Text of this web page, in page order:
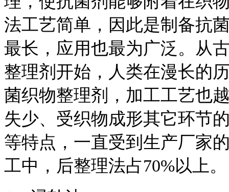
法工艺简单，因此是制备抗
最长，应用也最为广泛。从
整理剂开始，人类在漫长的
菌织物整理剂，加工工艺也
失少、受织物成形其它环节
等特点，一直受到生产厂家
工中，后整理法占70%以上。